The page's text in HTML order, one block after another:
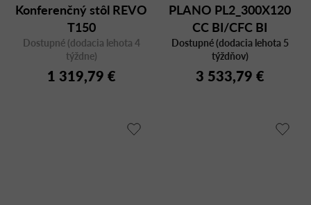
Konferenčný stôl REVO
T150
Dostupné (dodacia lehota 4
týždne)
1 319,79 €
PLANO PL2_300X120
CC BI/CFC BI
Dostupné (dodacia lehota 5
týždňov)
3 533,79 €